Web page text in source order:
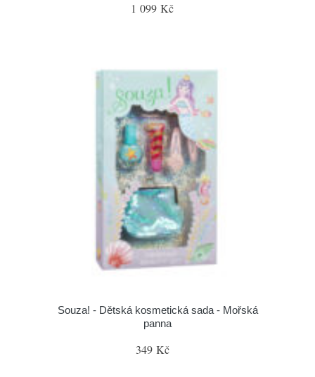
1 099 Kč
Souza! - Dětská kosmetická sada - Mořská
panna
349 Kč